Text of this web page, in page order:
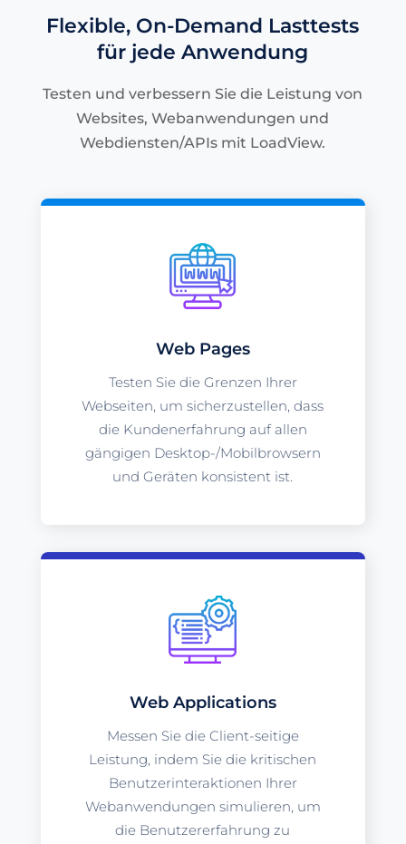
Flexible, On-Demand Lasttests
für jede Anwendung
Testen und verbessern Sie die Leistung von
Websites, Webanwendungen und
Webdiensten/APIs mit LoadView.
Web Pages
Testen Sie die Grenzen Ihrer
Webseiten, um sicherzustellen, dass
die Kundenerfahrung auf allen
gängigen Desktop-/Mobilbrowsern
und Geräten konsistent ist.
Web Applications
Messen Sie die Client-seitige
Leistung, indem Sie die kritischen
Benutzerinteraktionen Ihrer
Webanwendungen simulieren, um
die Benutzererfahrung zu